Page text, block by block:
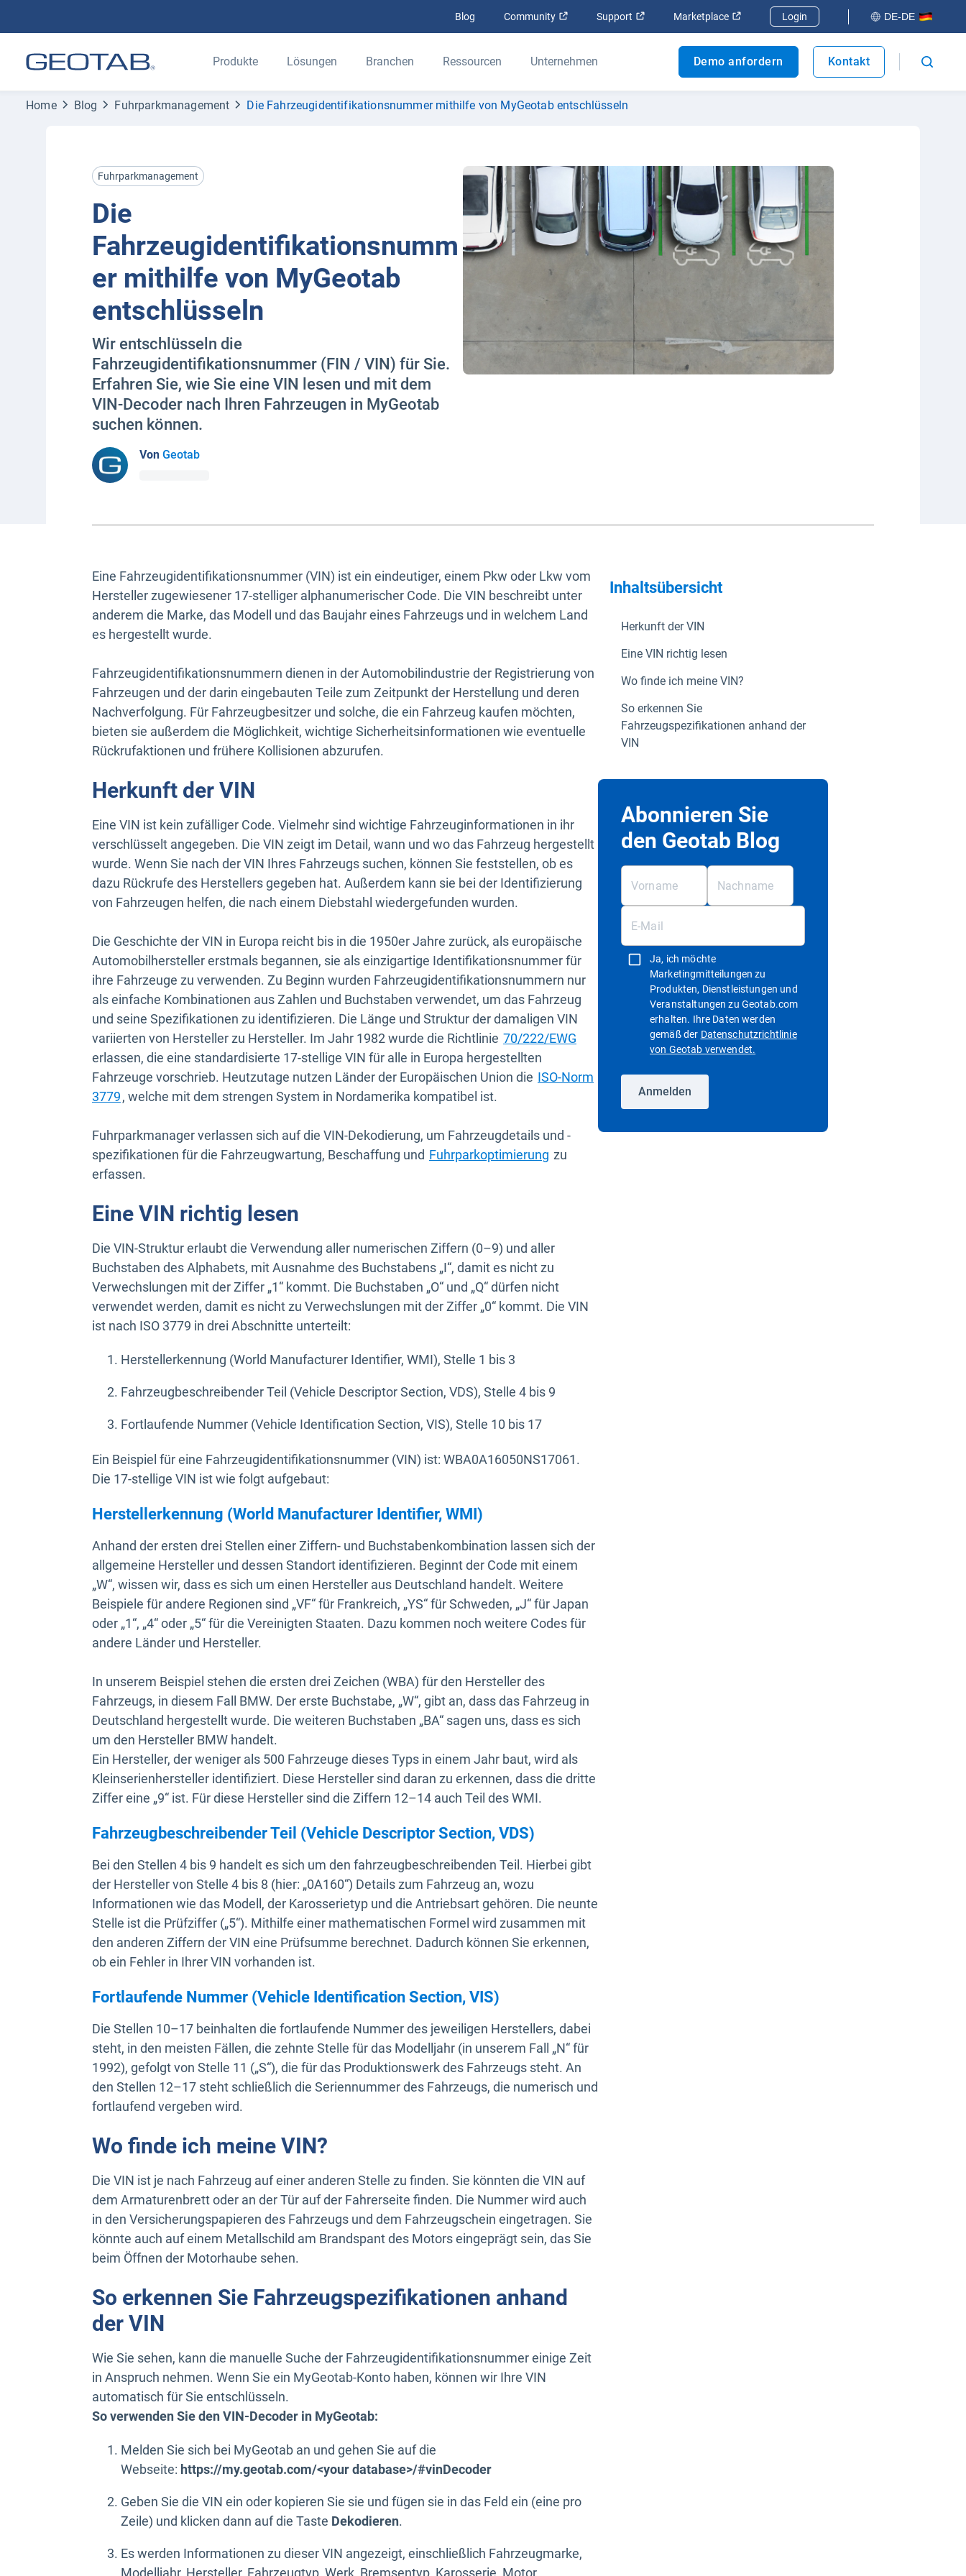
Blog Community In neuem Fenster öffnen
Support In neuem Fenster öffnen
Marketplace In neuem Fenster öffnen
Login DE-DE
Produkte Lösungen Branchen Ressourcen Unternehmen Demo anfordern Kontakt
Home Blog Fuhrparkmanagement Die Fahrzeugidentifikationsnummer mithilfe von MyGeotab entschlüsseln
Fuhrparkmanagement
Die
Fahrzeugidentifikationsnumm
er mithilfe von MyGeotab
entschlüsseln
Wir entschlüsseln die
Fahrzeugidentifikationsnummer (FIN / VIN) für Sie.
Erfahren Sie, wie Sie eine VIN lesen und mit dem
VIN-Decoder nach Ihren Fahrzeugen in MyGeotab
suchen können.
Von Geotab
Eine Fahrzeugidentifikationsnummer (VIN) ist ein eindeutiger, einem Pkw oder Lkw vom
Hersteller zugewiesener 17-stelliger alphanumerischer Code. Die VIN beschreibt unter
anderem die Marke, das Modell und das Baujahr eines Fahrzeugs und in welchem Land
es hergestellt wurde.
Fahrzeugidentifikationsnummern dienen in der Automobilindustrie der Registrierung von
Fahrzeugen und der darin eingebauten Teile zum Zeitpunkt der Herstellung und deren
Nachverfolgung. Für Fahrzeugbesitzer und solche, die ein Fahrzeug kaufen möchten,
bieten sie außerdem die Möglichkeit, wichtige Sicherheitsinformationen wie eventuelle
Rückrufaktionen und frühere Kollisionen abzurufen.
Herkunft der VIN
Eine VIN ist kein zufälliger Code. Vielmehr sind wichtige Fahrzeuginformationen in ihr
verschlüsselt angegeben. Die VIN zeigt im Detail, wann und wo das Fahrzeug hergestellt
wurde. Wenn Sie nach der VIN Ihres Fahrzeugs suchen, können Sie feststellen, ob es
dazu Rückrufe des Herstellers gegeben hat. Außerdem kann sie bei der Identifizierung
von Fahrzeugen helfen, die nach einem Diebstahl wiedergefunden wurden.
Die Geschichte der VIN in Europa reicht bis in die 1950er Jahre zurück, als europäische
Automobilhersteller erstmals begannen, sie als einzigartige Identifikationsnummer für
ihre Fahrzeuge zu verwenden. Zu Beginn wurden Fahrzeugidentifikationsnummern nur
als einfache Kombinationen aus Zahlen und Buchstaben verwendet, um das Fahrzeug
und seine Spezifikationen zu identifizieren. Die Länge und Struktur der damaligen VIN
variierten von Hersteller zu Hersteller. Im Jahr 1982 wurde die Richtlinie 70/222/EWG In neuem Fenster öffnen
erlassen, die eine standardisierte 17-stellige VIN für alle in Europa hergestellten
Fahrzeuge vorschrieb. Heutzutage nutzen Länder der Europäischen Union die ISO-Norm
3779 In neuem Fenster öffnen
, welche mit dem strengen System in Nordamerika kompatibel ist.
Fuhrparkmanager verlassen sich auf die VIN-Dekodierung, um Fahrzeugdetails und -
spezifikationen für die Fahrzeugwartung, Beschaffung und Fuhrparkoptimierung zu
erfassen.
Eine VIN richtig lesen
Die VIN-Struktur erlaubt die Verwendung aller numerischen Ziffern (0–9) und aller
Buchstaben des Alphabets, mit Ausnahme des Buchstabens „I“, damit es nicht zu
Verwechslungen mit der Ziffer „1“ kommt. Die Buchstaben „O“ und „Q“ dürfen nicht
verwendet werden, damit es nicht zu Verwechslungen mit der Ziffer „0“ kommt. Die VIN
ist nach ISO 3779 in drei Abschnitte unterteilt:
Herstellerkennung (World Manufacturer Identifier, WMI), Stelle 1 bis 3
Fahrzeugbeschreibender Teil (Vehicle Descriptor Section, VDS), Stelle 4 bis 9
Fortlaufende Nummer (Vehicle Identification Section, VIS), Stelle 10 bis 17
Ein Beispiel für eine Fahrzeugidentifikationsnummer (VIN) ist: WBA0A16050NS17061.
Die 17-stellige VIN ist wie folgt aufgebaut:
Herstellerkennung (World Manufacturer Identifier, WMI)
Anhand der ersten drei Stellen einer Ziffern- und Buchstabenkombination lassen sich der
allgemeine Hersteller und dessen Standort identifizieren. Beginnt der Code mit einem
„W“, wissen wir, dass es sich um einen Hersteller aus Deutschland handelt. Weitere
Beispiele für andere Regionen sind „VF“ für Frankreich, „YS“ für Schweden, „J“ für Japan
oder „1“, „4“ oder „5“ für die Vereinigten Staaten. Dazu kommen noch weitere Codes für
andere Länder und Hersteller.
In unserem Beispiel stehen die ersten drei Zeichen (WBA) für den Hersteller des
Fahrzeugs, in diesem Fall BMW. Der erste Buchstabe, „W“, gibt an, dass das Fahrzeug in
Deutschland hergestellt wurde. Die weiteren Buchstaben „BA“ sagen uns, dass es sich
um den Hersteller BMW handelt.
Ein Hersteller, der weniger als 500 Fahrzeuge dieses Typs in einem Jahr baut, wird als
Kleinserienhersteller identifiziert. Diese Hersteller sind daran zu erkennen, dass die dritte
Ziffer eine „9“ ist. Für diese Hersteller sind die Ziffern 12–14 auch Teil des WMI.
Fahrzeugbeschreibender Teil (Vehicle Descriptor Section, VDS)
Bei den Stellen 4 bis 9 handelt es sich um den fahrzeugbeschreibenden Teil. Hierbei gibt
der Hersteller von Stelle 4 bis 8 (hier: „0A160“) Details zum Fahrzeug an, wozu
Informationen wie das Modell, der Karosserietyp und die Antriebsart gehören. Die neunte
Stelle ist die Prüfziffer („5“). Mithilfe einer mathematischen Formel wird zusammen mit
den anderen Ziffern der VIN eine Prüfsumme berechnet. Dadurch können Sie erkennen,
ob ein Fehler in Ihrer VIN vorhanden ist.
Fortlaufende Nummer (Vehicle Identification Section, VIS)
Die Stellen 10–17 beinhalten die fortlaufende Nummer des jeweiligen Herstellers, dabei
steht, in den meisten Fällen, die zehnte Stelle für das Modelljahr (in unserem Fall „N“ für
1992), gefolgt von Stelle 11 („S“), die für das Produktionswerk des Fahrzeugs steht. An
den Stellen 12–17 steht schließlich die Seriennummer des Fahrzeugs, die numerisch und
fortlaufend vergeben wird.
Wo finde ich meine VIN?
Die VIN ist je nach Fahrzeug auf einer anderen Stelle zu finden. Sie könnten die VIN auf
dem Armaturenbrett oder an der Tür auf der Fahrerseite finden. Die Nummer wird auch
in den Versicherungspapieren des Fahrzeugs und dem Fahrzeugschein eingetragen. Sie
könnte auch auf einem Metallschild am Brandspant des Motors eingeprägt sein, das Sie
beim Öffnen der Motorhaube sehen.
So erkennen Sie Fahrzeugspezifikationen anhand
der VIN
Wie Sie sehen, kann die manuelle Suche der Fahrzeugidentifikationsnummer einige Zeit
in Anspruch nehmen. Wenn Sie ein MyGeotab-Konto haben, können wir Ihre VIN
automatisch für Sie entschlüsseln.
So verwenden Sie den VIN-Decoder in MyGeotab:
Melden Sie sich bei MyGeotab an und gehen Sie auf die
Webseite: https://my.geotab.com/<your database>/#vinDecoder
Geben Sie die VIN ein oder kopieren Sie sie und fügen sie in das Feld ein (eine pro
Zeile) und klicken dann auf die Taste Dekodieren.
Es werden Informationen zu dieser VIN angezeigt, einschließlich Fahrzeugmarke,
Modelljahr, Hersteller, Fahrzeugtyp, Werk, Bremsentyp, Karosserie, Motor.
Inhaltsübersicht
Herkunft der VIN
Eine VIN richtig lesen
Wo finde ich meine VIN?
So erkennen Sie
Fahrzeugspezifikationen anhand der
VIN
Abonnieren Sie
den Geotab Blog
Ja, ich möchte
Marketingmitteilungen zu
Produkten, Dienstleistungen und
Veranstaltungen zu Geotab.com
erhalten. Ihre Daten werden
gemäß der Datenschutzrichtlinie
von Geotab verwendet.
Anmelden